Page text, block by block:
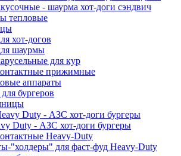
- шаурма хот-доги сэндвич
тепловые
хот-догов
шаурмы
для кур
прижимные
аппараты
бургеров
Duty - АЗС хот-доги бургеры
Heavy-Duty
"холдеры" для фаст-фуд Heavy-Duty